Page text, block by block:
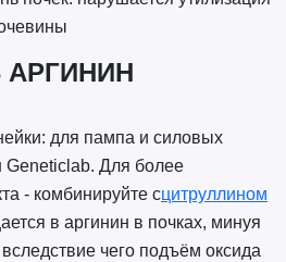
АРГИНИН
для пампа и силовых
Geneticlab. Для более
- комбинируйте сцитруллином
в аргинин в почках, минуя
чего подъём оксида